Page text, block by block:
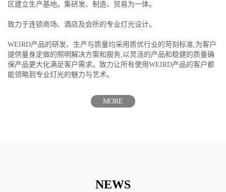
区建立生产基地。集研发、制造、贸易为一体。
致力于连锁商场、酒店及会所的专业灯光设计。
WEIRD产品的研发、生产与质量均采用质优行业的苛刻标准,为客户
提供量身定做的照明解决方案和服务,以灵活的产品和稳健的质量确
保产品更大化满足客户需求。致力让所有使用WEIRD产品的客户都
能领略到专业灯光的魅力与艺术。
MORE
NEWS